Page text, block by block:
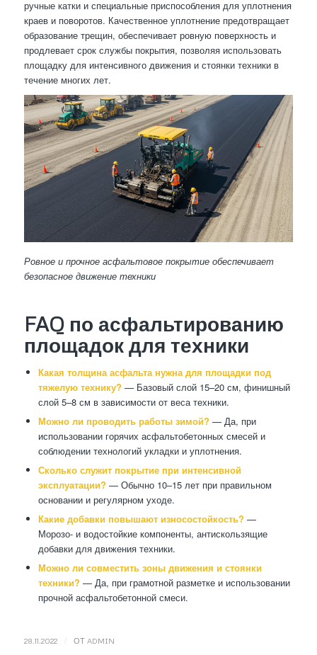
ручные катки и специальные приспособления для уплотнения
краев и поворотов. Качественное уплотнение предотвращает
образование трещин, обеспечивает ровную поверхность и
продлевает срок службы покрытия, позволяя использовать
площадку для интенсивного движения и стоянки техники в
течение многих лет.
Ровное и прочное асфальтовое покрытие обеспечивает
безопасное движение техники
FAQ по асфальтированию
площадок для техники
Какая толщина асфальта нужна для площадки под
тяжелую технику? — Базовый слой 15–20 см, финишный
слой 5–8 см в зависимости от веса техники.
Можно ли проводить работы зимой? — Да, при
использовании горячих асфальтобетонных смесей и
соблюдении технологий укладки и уплотнения.
Сколько служит покрытие при интенсивной
эксплуатации? — Обычно 10–15 лет при правильном
основании и регулярном уходе.
Какие добавки повышают износостойкость? —
Морозо- и водостойкие компоненты, антискользящие
добавки для движения техники.
Можно ли совместить зоны движения и стоянки
техники? — Да, при грамотной разметке и использовании
прочной асфальтобетонной смеси.
28.11.2022 ОТ ADMIN